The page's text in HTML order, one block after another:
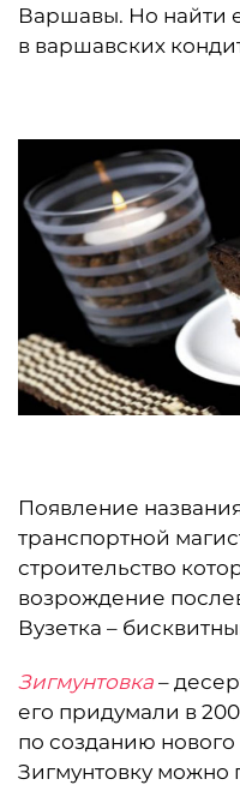
Варшавы. Но найти
в варшавских
Появление
транспортной
строительство
возрождение
Вузетка –
Зигмунтовка –
его придумали в
по созданию
Зигмунтовку можно